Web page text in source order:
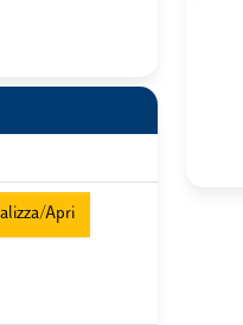
Apri